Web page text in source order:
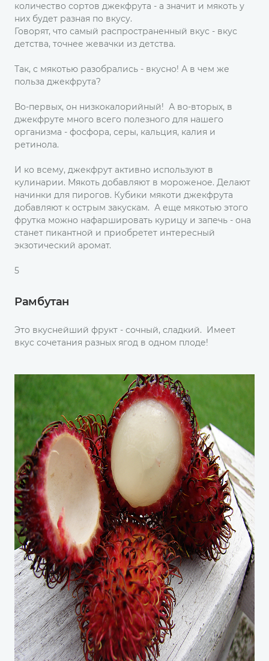
количество сортов джекфрута - а значит и мякоть у
них будет разная по вкусу.
Говорят, что самый распространенный вкус - вкус
детства, точнее жевачки из детства.
Так, с мякотью разобрались - вкусно! А в чем же
польза джекфрута?
Во-первых, он низкокалорийный! А во-вторых, в
джекфруте много всего полезного для нашего
организма - фосфора, серы, кальция, калия и
ретинола.
И ко всему, джекфрут активно используют в
кулинарии. Мякоть добавляют в мороженое. Делают
начинки для пирогов. Кубики мякоти джекфрута
добавляют к острым закускам. А еще мякотью этого
фрутка можно нафаршировать курицу и запечь - она
станет пикантной и приобретет интересный
экзотический аромат.
5
Рамбутан
Это вкуснейший фрукт - сочный, сладкий. Имеет
вкус сочетания разных ягод в одном плоде!